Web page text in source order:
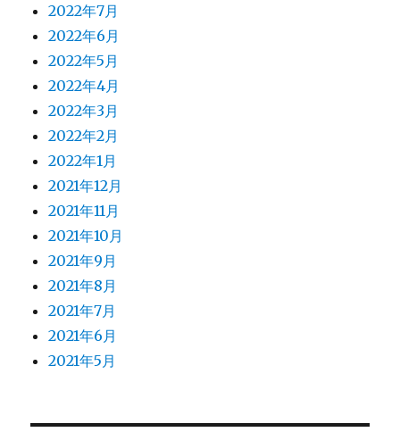
2022年7月
2022年6月
2022年5月
2022年4月
2022年3月
2022年2月
2022年1月
2021年12月
2021年11月
2021年10月
2021年9月
2021年8月
2021年7月
2021年6月
2021年5月